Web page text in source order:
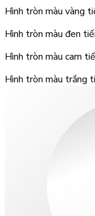
Hình tròn màu vàng
Hình tròn màu đen
Hình tròn màu cam
Hình tròn màu trắng